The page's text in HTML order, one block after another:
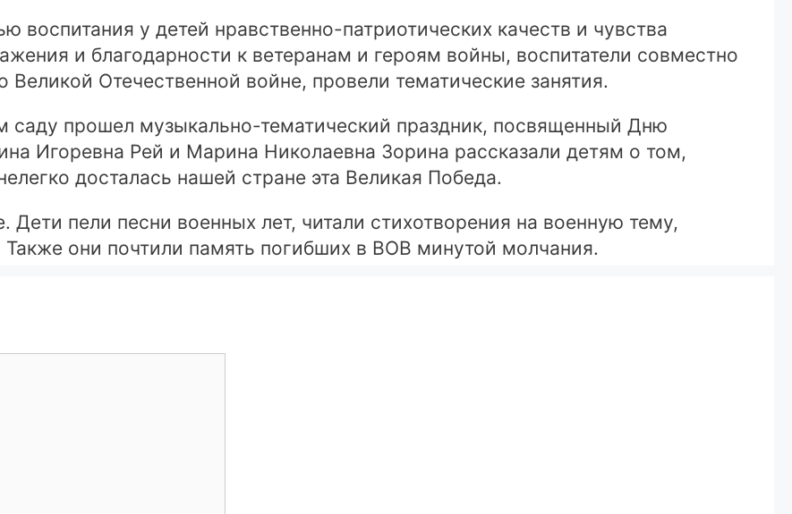
воспитания у детей нравственно-патриотических качеств и чувства
и благодарности к ветеранам и героям войны, воспитатели совместно
Отечественной войне, провели тематические занятия.
саду прошел музыкально-тематический праздник, посвященный Дню
Игоревна Рей и Марина Николаевна Зорина рассказали детям о том,
досталась нашей стране эта Великая Победа.
Дети пели песни военных лет, читали стихотворения на военную тему,
Также они почтили память погибших в ВОВ минутой молчания.